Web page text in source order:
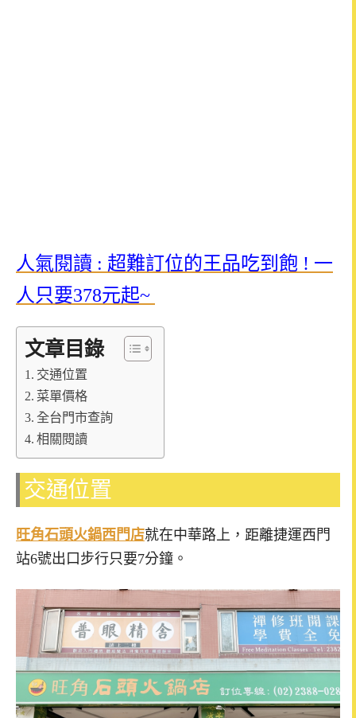
人氣閱讀 : 超難訂位的王品吃到飽 ! 一
人只要378元起~
文章目錄
交通位置
菜單價格
全台門市查詢
相關閱讀
交通位置
旺角石頭火鍋西門店就在中華路上，距離捷運西門
站6號出口步行只要7分鐘。